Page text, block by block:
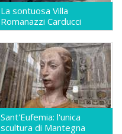
La sontuosa Villa
Romanazzi Carducci
Sant'Eufemia: l'unica
scultura di Mantegna